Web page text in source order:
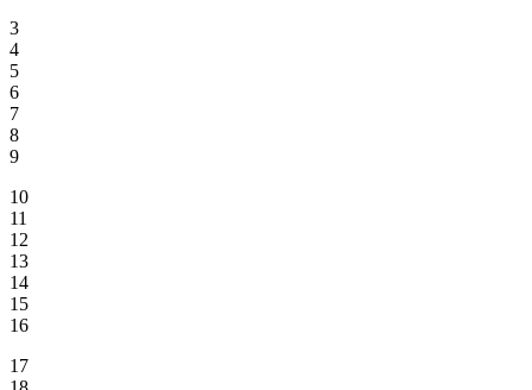
3
4
5
6
7
8
9
10
11
12
13
14
15
16
17